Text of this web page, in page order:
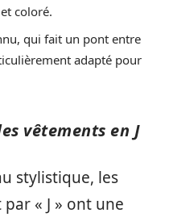
coloré.
qui fait un pont entre
adapté pour
vêtements en J
stylistique, les
« J » ont une